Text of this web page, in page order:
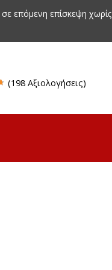
επόμενη επίσκεψη
(198 Αξιολογήσεις)